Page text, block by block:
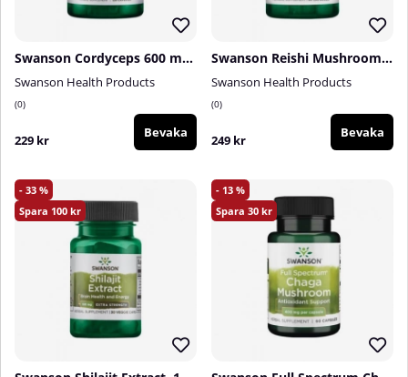
Swanson Cordyceps 600 mg, 120 caps
Swanson Health Products
0
229 kr Bevaka
Swanson Reishi Mushroom Extract, 500 mg, 90 caps
Swanson Health Products
0
249 kr Bevaka
33
100
13
30